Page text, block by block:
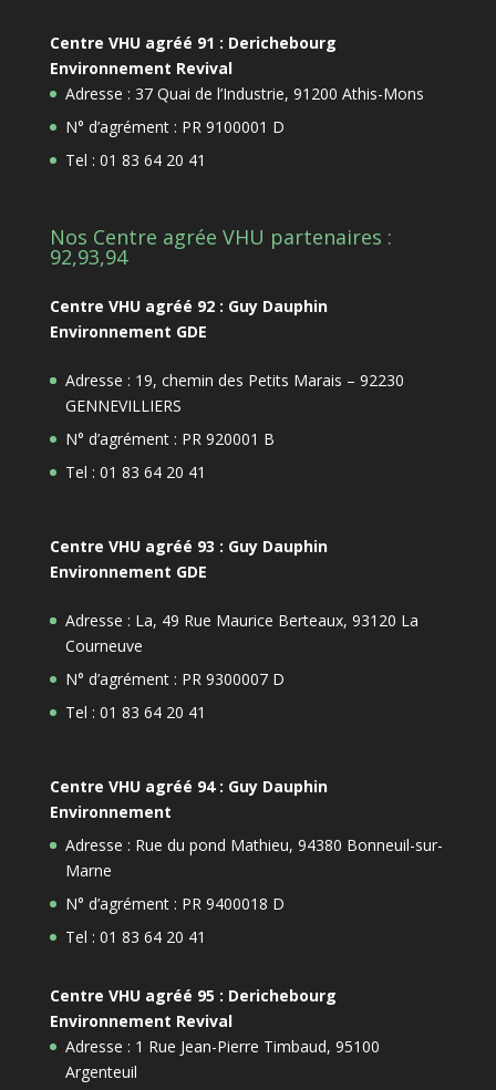
Centre VHU agréé 91 : Derichebourg
Environnement Revival
Adresse : 37 Quai de l’Industrie, 91200 Athis-Mons
N° d’agrément : PR 9100001 D
Tel : 01 83 64 20 41
Nos Centre agrée VHU partenaires :
92,93,94
Centre VHU agréé 92 : Guy Dauphin
Environnement GDE
Adresse : 19, chemin des Petits Marais – 92230
GENNEVILLIERS
N° d’agrément : PR 920001 B
Tel : 01 83 64 20 41
Centre VHU agréé 93 : Guy Dauphin
Environnement GDE
Adresse : La, 49 Rue Maurice Berteaux, 93120 La
Courneuve
N° d’agrément : PR 9300007 D
Tel : 01 83 64 20 41
Centre VHU agréé 94 : Guy Dauphin
Environnement
Adresse : Rue du pond Mathieu, 94380 Bonneuil-sur-
Marne
N° d’agrément : PR 9400018 D
Tel : 01 83 64 20 41
Centre VHU agréé 95 : Derichebourg
Environnement Revival
Adresse : 1 Rue Jean-Pierre Timbaud, 95100
Argenteuil